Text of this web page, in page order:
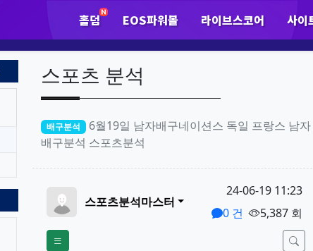
홀덤 EOS파워볼
하위분류
라이브스코어 사이
팝업레이